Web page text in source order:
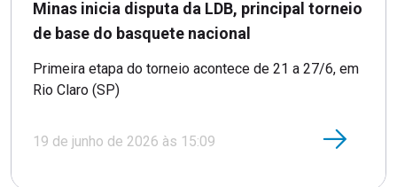
Minas inicia disputa da LDB, principal torneio
de base do basquete nacional
Primeira etapa do torneio acontece de 21 a 27/6, em
Rio Claro (SP)
19 de junho de 2026 às 15:09